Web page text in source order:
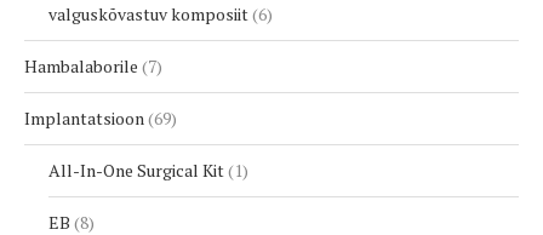
valguskõvastuv komposiit 6
Hambalaborile 7
Implantatsioon 69
All-In-One Surgical Kit 1
EB 8